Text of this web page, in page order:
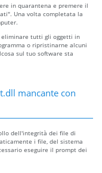
in quarantena e premere il
Una volta completata la
eliminare tutti gli oggetti in
o ripristinarne alcuni
sul tuo software sta
mancante con
dell'integrità dei file di
i file, del sistema
eseguire il prompt dei